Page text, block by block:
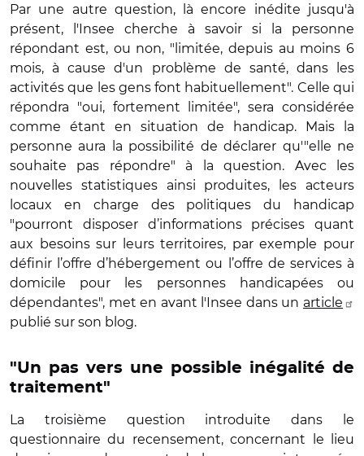
Par une autre question, là encore inédite jusqu'à
présent, l'Insee cherche à savoir si la personne
répondant est, ou non, "limitée, depuis au moins 6
mois, à cause d'un problème de santé, dans les
activités que les gens font habituellement". Celle qui
répondra "oui, fortement limitée", sera considérée
comme étant en situation de handicap. Mais la
personne aura la possibilité de déclarer qu'"elle ne
souhaite pas répondre" à la question. Avec les
nouvelles statistiques ainsi produites, les acteurs
locaux en charge des politiques du handicap
"pourront disposer d’informations précises quant
aux besoins sur leurs territoires, par exemple pour
définir l’offre d’hébergement ou l’offre de services à
domicile pour les personnes handicapées ou
dépendantes", met en avant l'Insee dans un article
publié sur son blog.
"Un pas vers une possible inégalité de
traitement"
La troisième question introduite dans le
questionnaire du recensement, concernant le lieu